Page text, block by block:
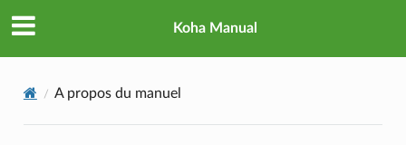
Koha Manual
A propos du manuel